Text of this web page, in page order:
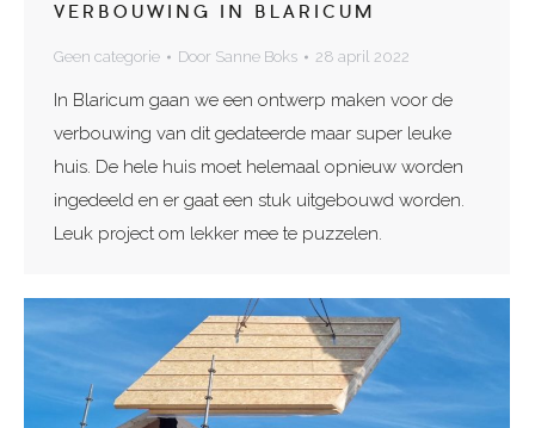
VERBOUWING IN BLARICUM
Geen categorie Door Sanne Boks 28 april 2022
In Blaricum gaan we een ontwerp maken voor de
verbouwing van dit gedateerde maar super leuke
huis. De hele huis moet helemaal opnieuw worden
ingedeeld en er gaat een stuk uitgebouwd worden.
Leuk project om lekker mee te puzzelen.